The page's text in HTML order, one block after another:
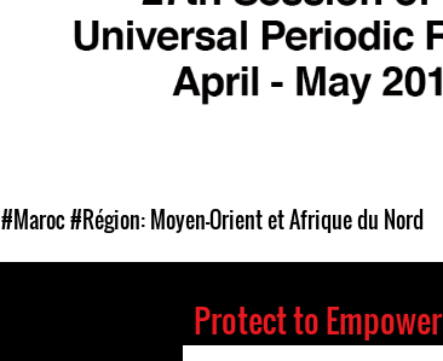
#Maroc#Région: Moyen-Orient et Afrique du Nord
Protect to Empower